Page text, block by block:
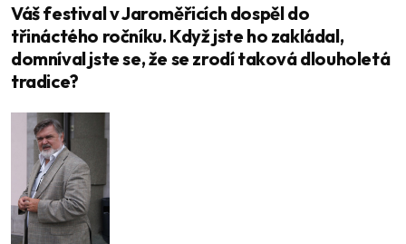
Váš festival v Jaroměřicích dospěl do
třináctého ročníku. Když jste ho zakládal,
domníval jste se, že se zrodí taková dlouholetá
tradice?